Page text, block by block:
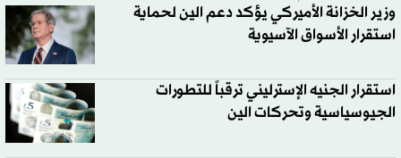
وزير الخزانة الأميركي يؤكد دعم الين لحماية
استقرار الأسواق الآسيوية
استقرار الجنيه الإسترليني ترقباً للتطورات
الجيوسياسية وتحركات الين